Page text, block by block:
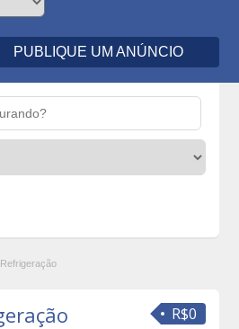
PUBLIQUE UM ANÚNCIO
R$0